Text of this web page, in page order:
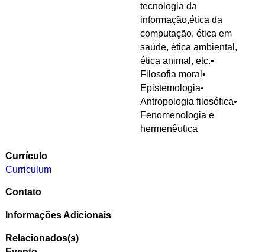
tecnologia da
informação,ética da
computação, ética em
saúde, ética ambiental,
ética animal, etc.•
Filosofia moral•
Epistemologia•
Antropologia filosófica•
Fenomenologia e
hermenêutica
Currículo
Curriculum
Contato
Informações Adicionais
Relacionados(s)